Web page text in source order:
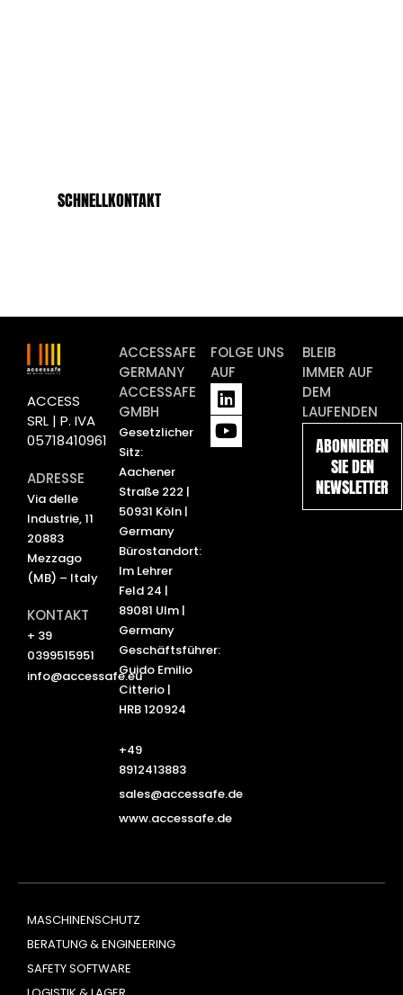
SCHNELLKONTAKT
ACCESS
SRL | P. IVA
05718410961
ADRESSE
Via delle
Industrie, 11
20883
Mezzago
(MB) – Italy
KONTAKT
+ 39
0399515951
info@accessafe.eu
ACCESSAFE
GERMANY
ACCESSAFE
GMBH
Gesetzlicher
Sitz:
Aachener
Straße 222 |
50931 Köln |
Germany
Bürostandort:
Im Lehrer
Feld 24 |
89081 Ulm |
Germany
Geschäftsführer:
Guido Emilio
Citterio |
HRB 120924
+49
8912413883
sales@accessafe.de
www.accessafe.de
FOLGE UNS
AUF
L
i
n
k
Y
o
u
t
BLEIB
IMMER AUF
DEM
LAUFENDEN
ABONNIEREN
SIE DEN
NEWSLETTER
MASCHINENSCHUTZ
BERATUNG & ENGINEERING
SAFETY SOFTWARE